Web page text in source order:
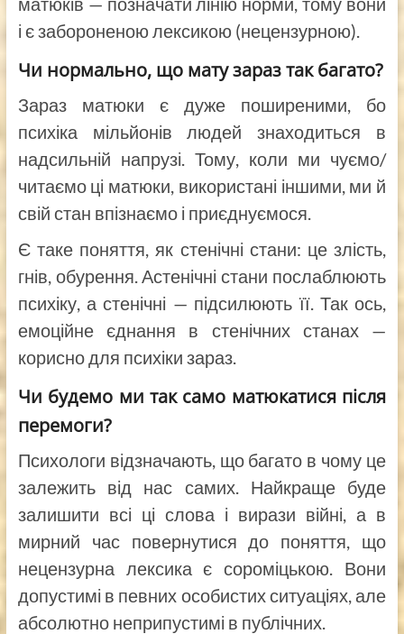
і є забороненою лексикою (нецензурною).
Чи нормально, що мату зараз так багато?
Зараз матюки є дуже поширеними, бо
психіка мільйонів людей знаходиться в
надсильній напрузі. Тому, коли ми чуємо/
читаємо ці матюки, використані іншими, ми й
свій стан впізнаємо і приєднуємося.
Є таке поняття, як стенічні стани: це злість,
гнів, обурення. Астенічні стани послаблюють
психіку, а стенічні — підсилюють її. Так ось,
емоційне єднання в стенічних станах —
корисно для психіки зараз.
Чи будемо ми так само матюкатися після
перемоги?
Психологи відзначають, що багато в чому це
залежить від нас самих. Найкраще буде
залишити всі ці слова і вирази війні, а в
мирний час повернутися до поняття, що
нецензурна лексика є сороміцькою. Вони
допустимі в певних особистих ситуаціях, але
абсолютно неприпустимі в публічних.